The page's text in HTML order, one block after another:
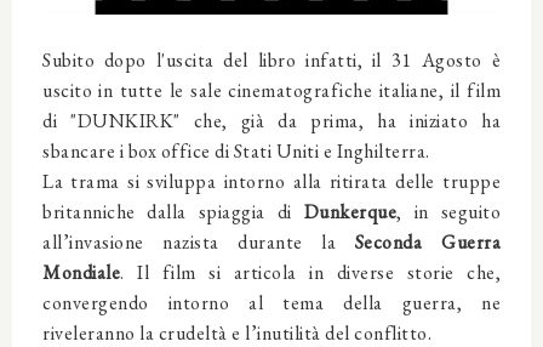
Subito dopo l'uscita del libro infatti, il 31 Agosto è
uscito in tutte le sale cinematografiche italiane, il film
di "DUNKIRK" che, già da prima, ha iniziato ha
sbancare i box office di Stati Uniti e Inghilterra.
La trama si sviluppa intorno alla ritirata delle truppe
britanniche dalla spiaggia di Dunkerque, in seguito
all’invasione nazista durante la Seconda Guerra
Mondiale. Il film si articola in diverse storie che,
convergendo intorno al tema della guerra, ne
riveleranno la crudeltà e l’inutilità del conflitto.